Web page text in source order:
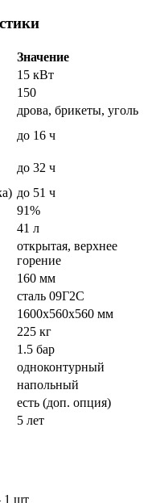
Значение
15 кВт
150
дрова, брикеты, уголь
до 16 ч
до 32 ч
до 51 ч
91%
41 л
открытая, верхнее
горение
160 мм
сталь 09Г2С
1600x560x560 мм
225 кг
1.5 бар
одноконтурный
напольный
есть (доп. опция)
5 лет
1 шт